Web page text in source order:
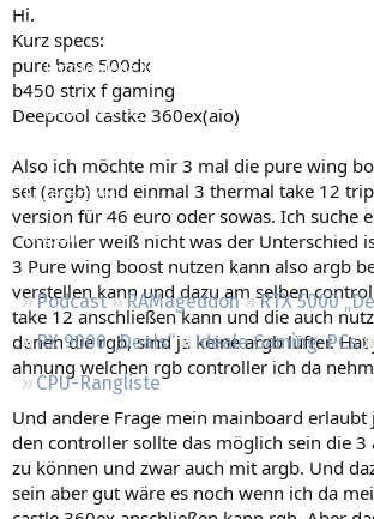
Aktuelles
Empfohlene Inhalte
Neue Beiträge
Leserartikel
Regeln
Podcast RAMageddon
RTX 5000
RX 9000 „Deals“
Ideale Gaming-PCs
CPU-Rangliste
Hi.
Kurz specs:
pure base 500dx
b450 strix f gaming
Deepcool castke 360ex(aio)
Also ich möchte mir 3 mal die pure wing
set (argb) und einmal 3 thermal take 12
version für 46 euro oder sowas. Ich suche
Controller weiß nicht was der Unterschied
3 Pure wing boost nutzen kann also argb
verstellen kann und dazu am selben
take 12 anschließen kann und die auch
denen die rgb, sind ja keine argb lüfter.
ahnung welchen rgb controller ich da
Und andere Frage mein mainboard erlaubt
den controller sollte das möglich sein die
zu können und zwar auch mit argb. Und
sein aber gut wäre es noch wenn ich da